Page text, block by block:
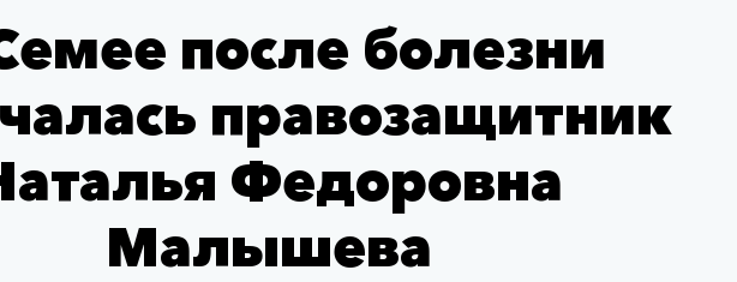
после болезни
правозащитник
Федоровна
Малышева